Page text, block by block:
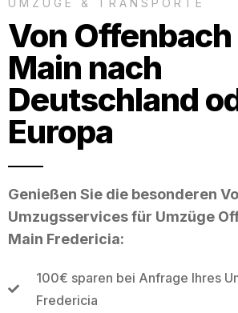
UMZÜGE & TRANSPORTE
Von Offenbach
Main nach
Deutschland
Europa
Genießen Sie die besonderen
Umzugsservices für Umzüge
Main Fredericia:
100€ sparen bei Anfrage Ihres
Fredericia